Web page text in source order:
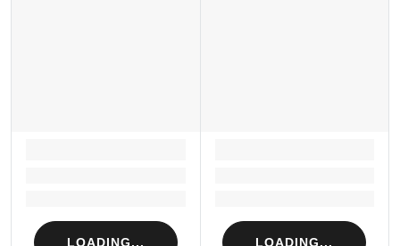
LOADING... LOADING...